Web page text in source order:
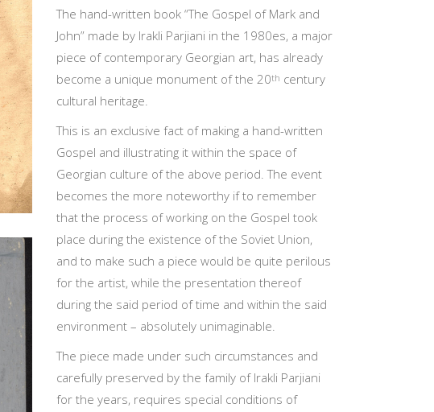
The hand-written book “The Gospel of Mark and
John” made by Irakli Parjiani in the 1980es, a major
piece of contemporary Georgian art, has already
become a unique monument of the 20th century
cultural heritage.
This is an exclusive fact of making a hand-written
Gospel and illustrating it within the space of
Georgian culture of the above period. The event
becomes the more noteworthy if to remember
that the process of working on the Gospel took
place during the existence of the Soviet Union,
and to make such a piece would be quite perilous
for the artist, while the presentation thereof
during the said period of time and within the said
environment – absolutely unimaginable.
The piece made under such circumstances and
carefully preserved by the family of Irakli Parjiani
for the years, requires special conditions of